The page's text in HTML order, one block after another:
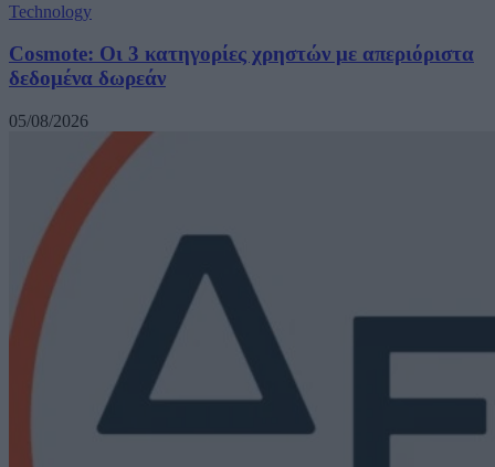
Technology
Cosmote: Οι 3 κατηγορίες χρηστών με απεριόριστα
δεδομένα δωρεάν
05/08/2026